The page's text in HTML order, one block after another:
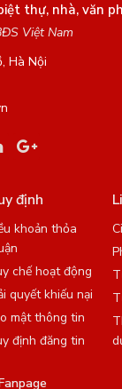
thự, nhà, văn
Việt Nam
Hà Nội
định
khoản thỏa
chế hoạt động
quyết khiếu nại
mật thông tin
định đăng tin